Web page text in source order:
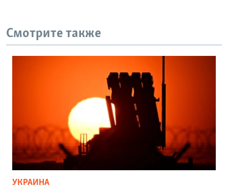
Смотрите также
УКРАИНА